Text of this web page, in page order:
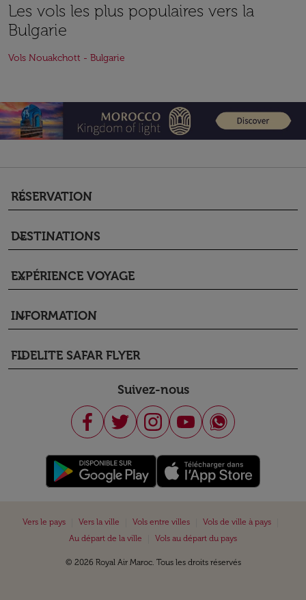
Les vols les plus populaires vers la
Bulgarie
Vols Nouakchott - Bulgarie
RÉSERVATION
keyboard_arrow_down
DESTINATIONS
keyboard_arrow_down
EXPÉRIENCE VOYAGE
keyboard_arrow_down
INFORMATION
keyboard_arrow_down
FIDELITE SAFAR FLYER
keyboard_arrow_down
Suivez-nous
Vers le pays Vers la ville Vols entre villes Vols de ville à pays
Au départ de la ville
Vols au départ du pays
© 2026 Royal Air Maroc. Tous les droits réservés